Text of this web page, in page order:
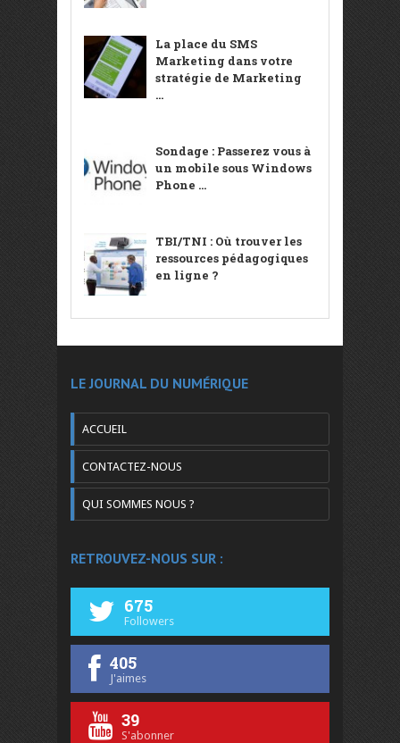
La place du SMS
Marketing dans votre
stratégie de Marketing
...
Sondage : Passerez vous à
un mobile sous Windows
Phone ...
TBI/TNI : Où trouver les
ressources pédagogiques
en ligne ?
LE JOURNAL DU NUMÉRIQUE
ACCUEIL
CONTACTEZ-NOUS
QUI SOMMES NOUS ?
RETROUVEZ-NOUS SUR :
675
Followers
405
J'aimes
39
S'abonner